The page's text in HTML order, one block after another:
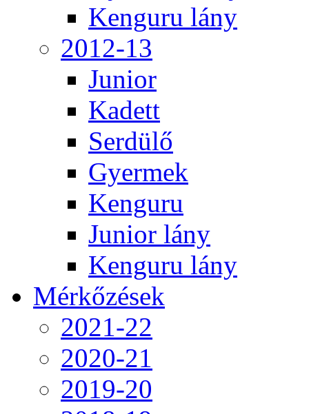
Kenguru lány
2012-13
Junior
Kadett
Serdülő
Gyermek
Kenguru
Junior lány
Kenguru lány
Mérkőzések
2021-22
2020-21
2019-20